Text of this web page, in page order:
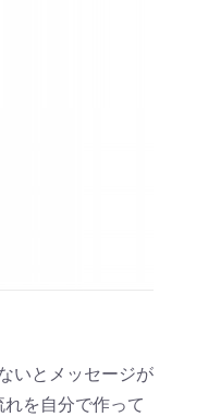
いとメッセージが
を自分で作って